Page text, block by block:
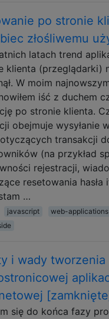
po stronie
złośliwemu
latach trend
klienta (przeglądarki)
W moim
iść z duchem
po stronie klienta.
obejmuje wysyłanie
transakcji
(na przykład
rejestracji,
resetowania hasła
…
javascript web-applications
i wady tworzenia
się do końca fazy